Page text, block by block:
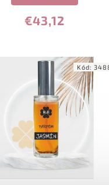
€43,12
Kód: